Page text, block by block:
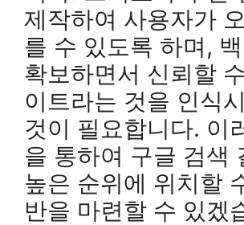
제작하여 사용자가
를 수 있도록 하며,
확보하면서 신뢰할
이트라는 것을 인식
것이 필요합니다. 이
을 통하여 구글 검색
높은 순위에 위치할
반을 마련할 수 있겠